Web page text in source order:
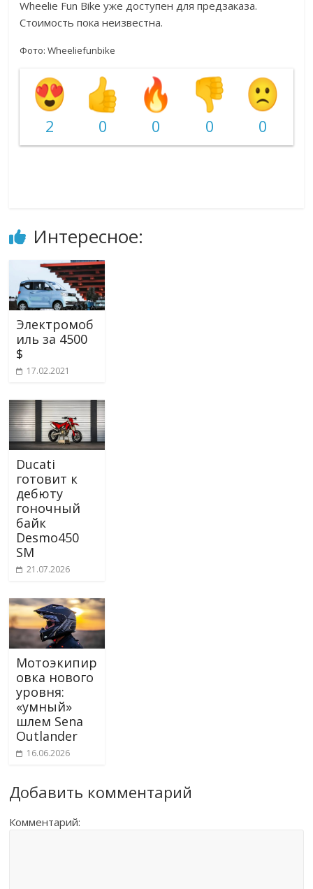
Wheelie Fun Bike уже доступен для предзаказа.
Стоимость пока неизвестна.
Фото: Wheeliefunbike
2 0 0 0 0
Интересное:
Электромоб
иль за 4500
$
17.02.2021
Ducati
готовит к
дебюту
гоночный
байк
Desmo450
SM
21.07.2026
Мотоэкипир
овка нового
уровня:
«умный»
шлем Sena
Outlander
16.06.2026
Добавить комментарий
Комментарий: